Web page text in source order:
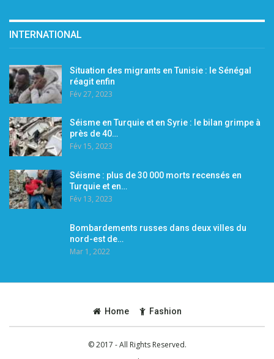
INTERNATIONAL
Situation des migrants en Tunisie : le Sénégal
réagit enfin
Fév 27, 2023
Séisme en Turquie et en Syrie : le bilan grimpe à
près de 40…
Fév 15, 2023
Séisme : plus de 30 000 morts recensés en
Turquie et en…
Fév 13, 2023
Bombardements russes dans deux villes du
nord-est de…
Mar 1, 2022
Home Fashion
© 2017 - All Rights Reserved.